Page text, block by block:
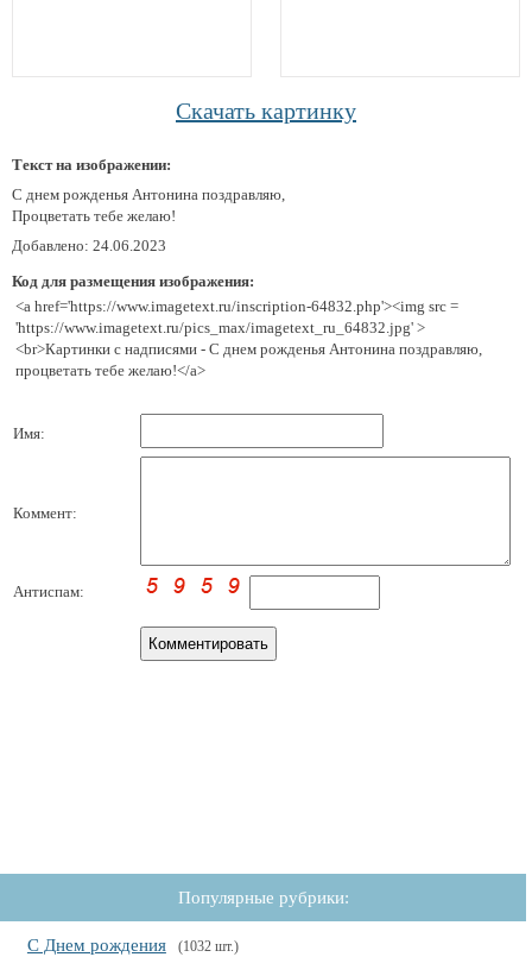
Скачать картинку
Текст на изображении:
С днем рожденья Антонина поздравляю,
Процветать тебе желаю!
Добавлено: 24.06.2023
Код для размещения изображения:
<a href='https://www.imagetext.ru/inscription-64832.php'><img src =
'https://www.imagetext.ru/pics_max/imagetext_ru_64832.jpg' >
<br>Картинки с надписями - С днем рожденья Антонина поздравляю,
процветать тебе желаю!</a>
Имя:
Коммент:
Антиспам:
Популярные рубрики:
С Днем рождения (1032 шт.)